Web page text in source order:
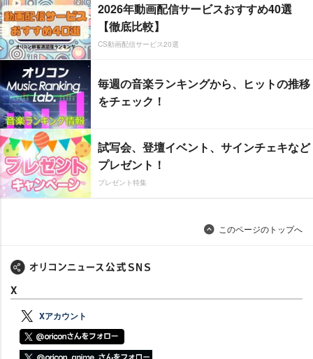
2026年動画配信サービスおすすめ40選
【徹底比較】
CS動画配信サービス20選
毎週の音楽ランキングから、ヒットの推移
をチェック！
試写会、登壇イベント、サインチェキなど
プレゼント！
プレゼント特集
このページのトップへ
X
Xアカウント